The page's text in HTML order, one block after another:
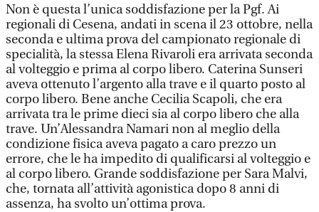
Non è questa l’unica soddisfazione per la Pgf. Ai
regionali di Cesena, andati in scena il 23 ottobre, nella
seconda e ultima prova del campionato regionale di
specialità, la stessa Elena Rivaroli era arrivata seconda
al volteggio e prima al corpo libero. Caterina Sunseri
aveva ottenuto l’argento alla trave e il quarto posto al
corpo libero. Bene anche Cecilia Scapoli, che era
arrivata tra le prime dieci sia al corpo libero che alla
trave. Un’Alessandra Namari non al meglio della
condizione fisica aveva pagato a caro prezzo un
errore, che le ha impedito di qualificarsi al volteggio e
al corpo libero. Grande soddisfazione per Sara Malvi,
che, tornata all’attività agonistica dopo 8 anni di
assenza, ha svolto un’ottima prova.